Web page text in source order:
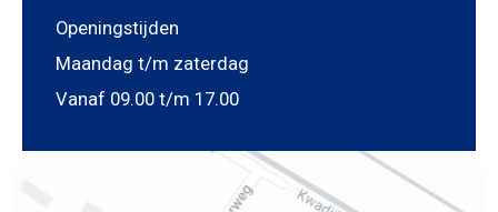
Openingstijden
Maandag t/m zaterdag
Vanaf 09.00 t/m 17.00